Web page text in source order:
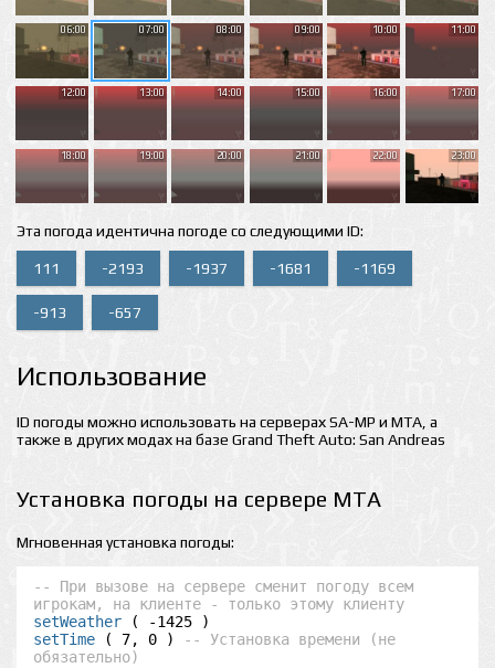
06:00 07:00 08:00 09:00 10:00 11:00
12:00 13:00 14:00 15:00 16:00 17:00
18:00 19:00 20:00 21:00 22:00 23:00
Эта погода идентична погоде со следующими ID:
111 -2193 -1937 -1681 -1169
-913 -657
Использование
ID погоды можно использовать на серверах SA-MP и MTA, а
также в других модах на базе Grand Theft Auto: San Andreas
Установка погоды на сервере MTA
Мгновенная установка погоды:
-- При вызове на сервере сменит погоду всем
игрокам, на клиенте - только этому клиенту
setWeather
setTime ( 7, 0 )
-- Установка времени (не
обязательно)